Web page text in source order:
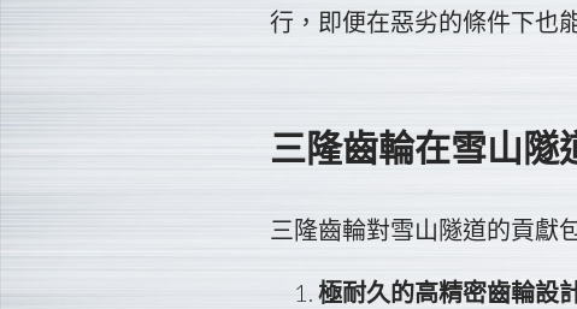
行，即便在惡劣的條件下也
三隆齒輪在雪山隧
三隆齒輪對雪山隧道的貢獻
極耐久的高精密齒輪設